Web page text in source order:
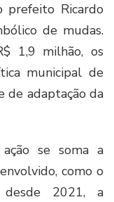
prefeito Ricardo
de mudas.
1,9 milhão, os
municipal de
de adaptação da
se soma a
como o
2021, a